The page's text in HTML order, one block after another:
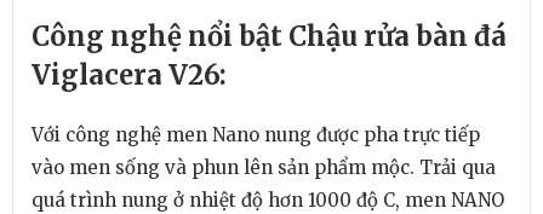
Công nghệ nổi bật Chậu rửa bàn đá
Viglacera V26:
Với công nghệ men Nano nung được pha trực tiếp
vào men sống và phun lên sản phẩm mộc. Trải qua
quá trình nung ở nhiệt độ hơn 1000 độ C, men NANO